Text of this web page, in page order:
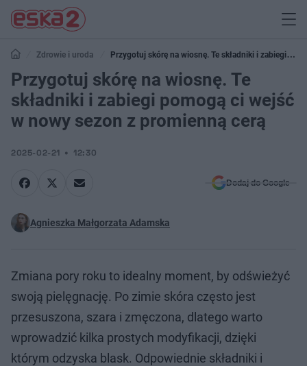
Zdrowie i uroda
Przygotuj skórę na wiosnę. Te składniki i zabiegi
pomogą ci wejść w nowy sezon z promienną cerą
Przygotuj skórę na wiosnę. Te
składniki i zabiegi pomogą ci wejść
w nowy sezon z promienną cerą
2025-02-21 12:30
Dodaj do Google
Agnieszka Małgorzata Adamska
Zmiana pory roku to idealny moment, by odświeżyć
swoją pielęgnację. Po zimie skóra często jest
przesuszona, szara i zmęczona, dlatego warto
wprowadzić kilka prostych modyfikacji, dzięki
którym odzyska blask. Odpowiednie składniki i